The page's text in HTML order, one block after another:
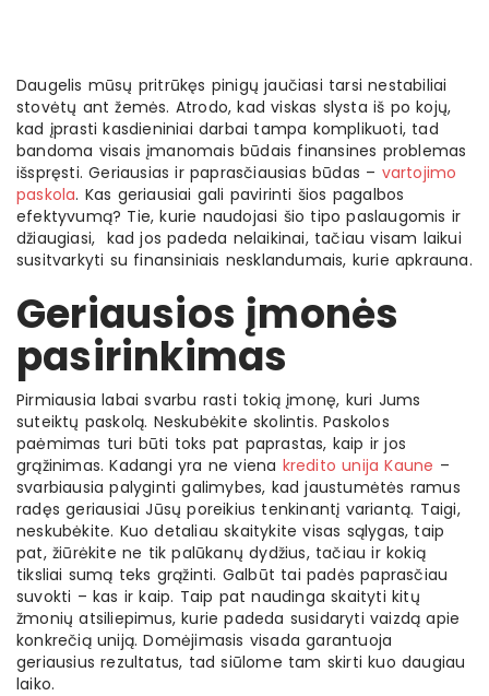
Daugelis mūsų pritrūkęs pinigų jaučiasi tarsi nestabiliai
stovėtų ant žemės. Atrodo, kad viskas slysta iš po kojų,
kad įprasti kasdieniniai darbai tampa komplikuoti, tad
bandoma visais įmanomais būdais finansines problemas
išspręsti. Geriausias ir paprasčiausias būdas – vartojimo
paskola. Kas geriausiai gali pavirinti šios pagalbos
efektyvumą? Tie, kurie naudojasi šio tipo paslaugomis ir
džiaugiasi, kad jos padeda nelaikinai, tačiau visam laikui
susitvarkyti su finansiniais nesklandumais, kurie apkrauna.
Geriausios įmonės
pasirinkimas
Pirmiausia labai svarbu rasti tokią įmonę, kuri Jums
suteiktų paskolą. Neskubėkite skolintis. Paskolos
paėmimas turi būti toks pat paprastas, kaip ir jos
grąžinimas. Kadangi yra ne viena kredito unija Kaune –
svarbiausia palyginti galimybes, kad jaustumėtės ramus
radęs geriausiai Jūsų poreikius tenkinantį variantą. Taigi,
neskubėkite. Kuo detaliau skaitykite visas sąlygas, taip
pat, žiūrėkite ne tik palūkanų dydžius, tačiau ir kokią
tiksliai sumą teks grąžinti. Galbūt tai padės paprasčiau
suvokti – kas ir kaip. Taip pat naudinga skaityti kitų
žmonių atsiliepimus, kurie padeda susidaryti vaizdą apie
konkrečią uniją. Domėjimasis visada garantuoja
geriausius rezultatus, tad siūlome tam skirti kuo daugiau
laiko.